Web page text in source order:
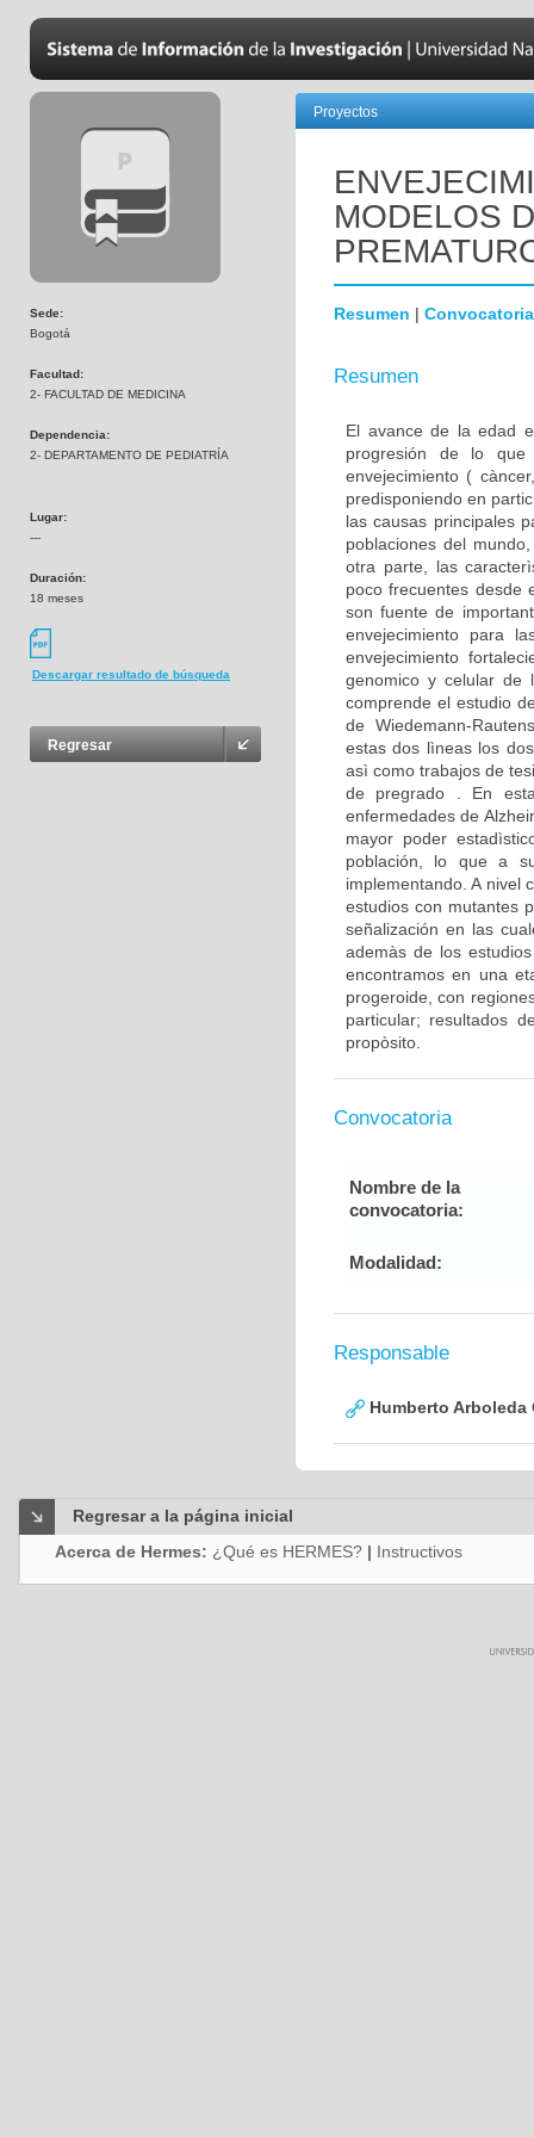
Sede:
Bogotá
Facultad:
2- FACULTAD DE MEDICINA
Dependencia:
2- DEPARTAMENTO DE PEDIATRÍA
Lugar:
---
Duración:
18 meses
Descargar resultado de búsqueda
Regresar
Proyectos
MODELOS
Resumen | Convocatoria
Resumen
El avance de la edad
progresión de lo que
envejecimiento (
predisponiendo en
las causas principales
poblaciones del
otra parte, las
poco frecuentes desde
son fuente de
envejecimiento para
envejecimiento
genomico y celular de
comprende el estudio
de Wiedemann-
estas dos lìneas los
asì como trabajos de
de pregrado . En
enfermedades de
mayor poder
población, lo que a
implementando. A nivel
estudios con mutantes
señalización en las
ademàs de los
encontramos en una
progeroide, con
particular; resultados
propòsito.
Convocatoria
Nombre de la
convocatoria:
Modalidad:
Responsable
Humberto Arboleda
Regresar a la página inicial
Acerca de Hermes: ¿Qué es HERMES? | Instructivos